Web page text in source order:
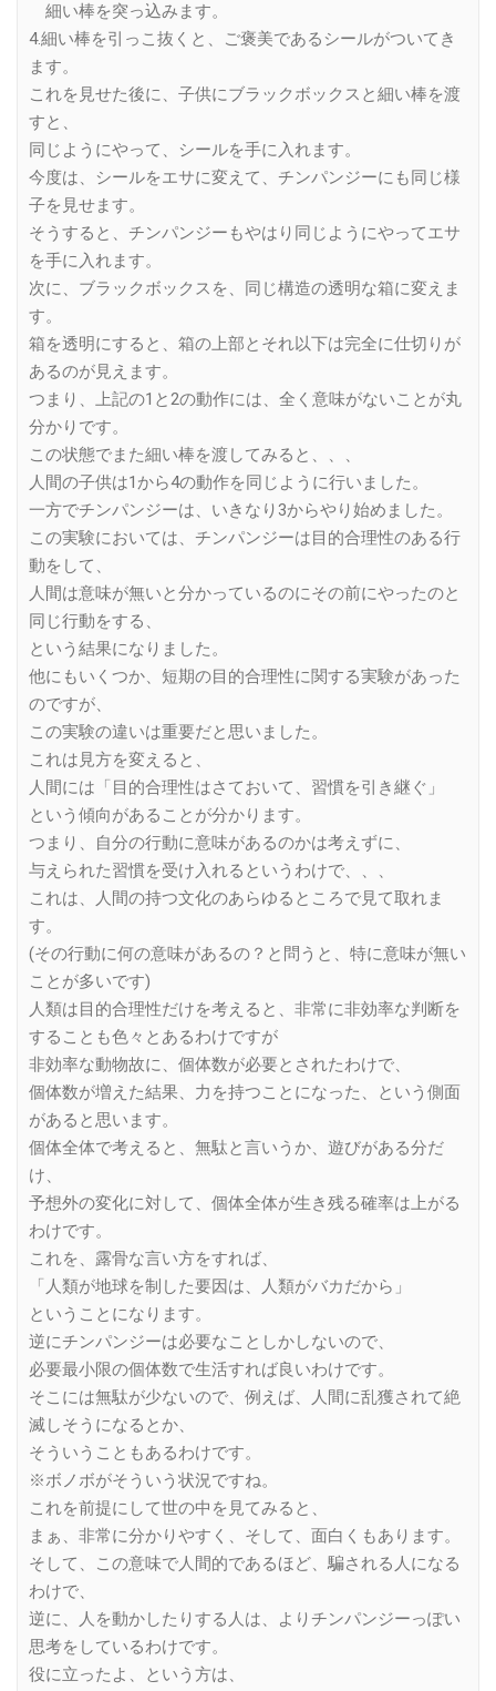
細い棒を突っ込みます。
4.細い棒を引っこ抜くと、ご褒美であるシールがついてき
ます。
これを見せた後に、子供にブラックボックスと細い棒を渡
すと、
同じようにやって、シールを手に入れます。
今度は、シールをエサに変えて、チンパンジーにも同じ様
子を見せます。
そうすると、チンパンジーもやはり同じようにやってエサ
を手に入れます。
次に、ブラックボックスを、同じ構造の透明な箱に変えま
す。
箱を透明にすると、箱の上部とそれ以下は完全に仕切りが
あるのが見えます。
つまり、上記の1と2の動作には、全く意味がないことが丸
分かりです。
この状態でまた細い棒を渡してみると、、、
人間の子供は1から4の動作を同じように行いました。
一方でチンパンジーは、いきなり3からやり始めました。
この実験においては、チンパンジーは目的合理性のある行
動をして、
人間は意味が無いと分かっているのにその前にやったのと
同じ行動をする、
という結果になりました。
他にもいくつか、短期の目的合理性に関する実験があった
のですが、
この実験の違いは重要だと思いました。
これは見方を変えると、
人間には「目的合理性はさておいて、習慣を引き継ぐ」
という傾向があることが分かります。
つまり、自分の行動に意味があるのかは考えずに、
与えられた習慣を受け入れるというわけで、、、
これは、人間の持つ文化のあらゆるところで見て取れま
す。
(その行動に何の意味があるの？と問うと、特に意味が無い
ことが多いです)
人類は目的合理性だけを考えると、非常に非効率な判断を
することも色々とあるわけですが
非効率な動物故に、個体数が必要とされたわけで、
個体数が増えた結果、力を持つことになった、という側面
があると思います。
個体全体で考えると、無駄と言いうか、遊びがある分だ
け、
予想外の変化に対して、個体全体が生き残る確率は上がる
わけです。
これを、露骨な言い方をすれば、
「人類が地球を制した要因は、人類がバカだから」
ということになります。
逆にチンパンジーは必要なことしかしないので、
必要最小限の個体数で生活すれば良いわけです。
そこには無駄が少ないので、例えば、人間に乱獲されて絶
滅しそうになるとか、
そういうこともあるわけです。
※ボノボがそういう状況ですね。
これを前提にして世の中を見てみると、
まぁ、非常に分かりやすく、そして、面白くもあります。
そして、この意味で人間的であるほど、騙される人になる
わけで、
逆に、人を動かしたりする人は、よりチンパンジーっぽい
思考をしているわけです。
役に立ったよ、という方は、